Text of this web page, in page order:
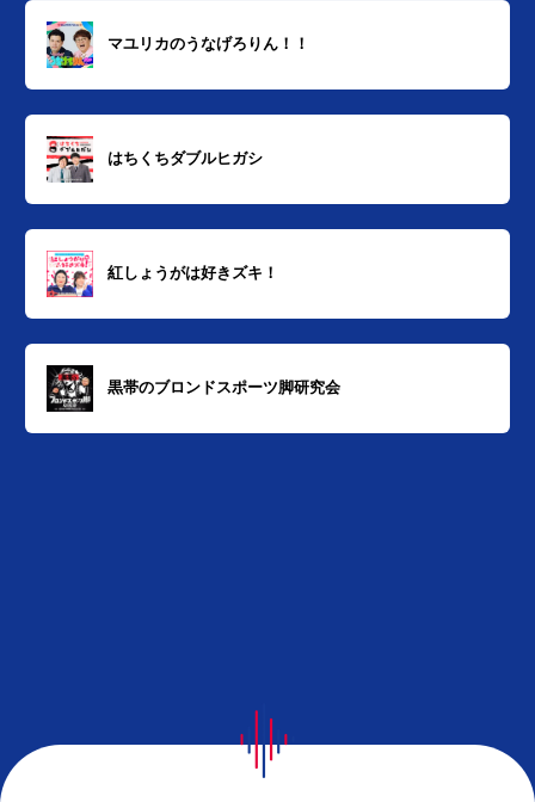
マユリカのうなげろりん！！
はちくちダブルヒガシ
紅しょうがは好きズキ！
黒帯のブロンドスポーツ脚研究会